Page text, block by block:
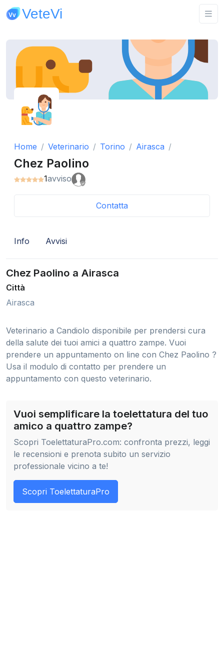
Home Veterinario Torino Airasca
Chez Paolino
1avviso
Contatta
Info Avvisi
Chez Paolino a Airasca
Città
Airasca
Veterinario a Candiolo disponibile per prendersi cura
della salute dei tuoi amici a quattro zampe. Vuoi
prendere un appuntamento on line con Chez Paolino ?
Usa il modulo di contatto per prendere un
appuntamento con questo veterinario.
Vuoi semplificare la toelettatura del tuo
amico a quattro zampe?
Scopri ToelettaturaPro.com: confronta prezzi, leggi
le recensioni e prenota subito un servizio
professionale vicino a te!
Scopri ToelettaturaPro